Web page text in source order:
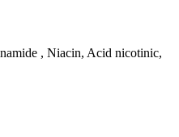
, Niacin, Acid nicotinic,